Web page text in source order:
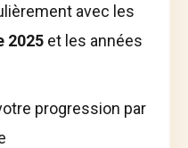
avec les
2025 et les années
progression par